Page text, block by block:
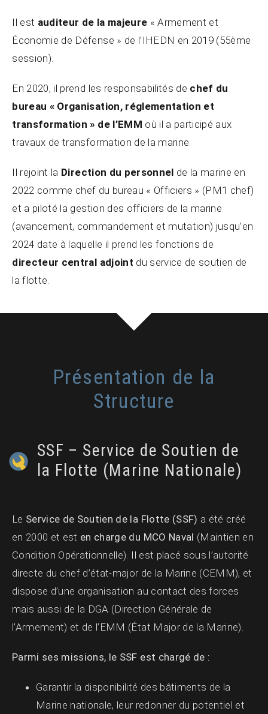
Il est auditeur de la majeure « Armement et
Économie de Défense » de l’IHEDN en 2019 (55ème
session).
En 2020, il prend les responsabilités de chef du
bureau « Organisation, réglementation et
transformation » de l’EMM où il a participé aux
travaux de transformation de la marine.
Il rejoint la Direction du personnel de la marine en
2022 comme chef du bureau « Officiers » (PM1 chef)
et a piloté la gestion des officiers de la marine
(avancement, commandement et mutation) jusqu’en
2024 date à laquelle il prend les fonctions de
directeur central adjoint du service de soutien de
la flotte.
Présentation de la
Structure
SSF – Service de Soutien de
la Flotte (Marine Nationale)
Le Service de Soutien de la Flotte (SSF) a été créé
en 2000 et est en charge du MCO Naval (Maintien en
Condition Opérationnelle). Il est placé sous l’autorité
directe du chef d’état-major de la Marine (CEMM), et
dispose d’une organisation au contact des forces
mais aussi de la DGA (Direction Générale de
l’Armement) et de l’EMM (État Major de la Marine).
Parmi ses missions, le SSF est chargé de :
Garantir la disponibilité des bâtiments de la
Marine nationale, leur redonner du potentiel et